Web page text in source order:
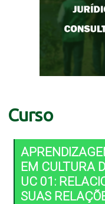
Curso
EM CULTURA
UC 01:
SUAS